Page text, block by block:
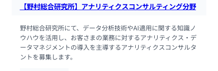
【野村総合研究所】アナリティクスコンサルティング分野
野村総合研究所にて、データ分析技術やAI適用に関する知識ノ
ウハウを活用し、お客さまの業務に対するアナリティクス・デ
ータマネジメントの導入を主導するアナリティクスコンサルタ
ントを募集します。